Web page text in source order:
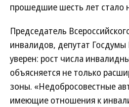
прошедшие шесть лет стало
Председатель
инвалидов, депутат
уверен: рост числа
объясняется не только
зоны. «Недобросовестные
имеющие отношения к